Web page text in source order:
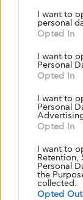
I want to
personal
Opted In
I want to
Personal
Opted In
I want to
Personal
Opted In
I want to
Retention,
Personal
the
collected.
Opted Out
Δημοφιλή
5